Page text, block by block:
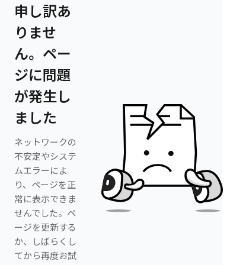
申し訳あ
りませ
ん。ペー
ジに問題
が発生し
ました
ネットワークの
不安定やシステ
ムエラーによ
り、ページを正
常に表示できま
せんでした。ペ
ージを更新する
か、しばらくし
てから再度お試